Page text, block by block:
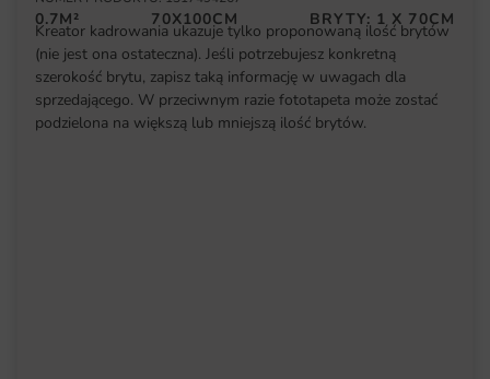
0.7M² 70X100CM BRYTY: 1 X 70CM
Kreator kadrowania ukazuje tylko proponowaną ilość brytów
(nie jest ona ostateczna). Jeśli potrzebujesz konkretną
szerokość brytu, zapisz taką informację w uwagach dla
sprzedającego. W przeciwnym razie fototapeta może zostać
podzielona na większą lub mniejszą ilość brytów.